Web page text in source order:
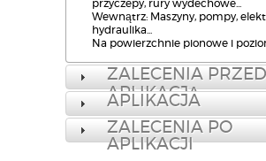
warstwy filmu (przyczepność,
elastyczność, rozlewność)
Odporność na temeratury
GDZIE STOSOWAĆ
Na zewnątrz: kraty, ogrodzenia,
strukturalna, dachy, cysterny,
przyczepy, rury wydechowe...